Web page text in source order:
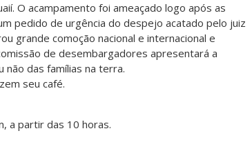
O acampamento foi ameaçado logo após as
pedido de urgência do despejo acatado pelo juiz
grande comoção nacional e internacional e
de desembargadores apresentará a
não das famílias na terra.
seu café.
a partir das 10 horas.